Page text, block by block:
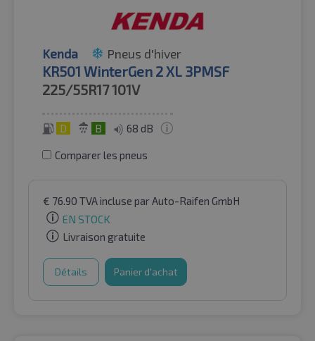
Kenda Pneus d'hiver
KR501 WinterGen 2 XL 3PMSF
225/55R17101V
D B 68 dB
Comparer les pneus
€ 76.90 TVA incluse par Auto-Raifen GmbH
EN STOCK
Livraison gratuite
Détails Panier d'achat